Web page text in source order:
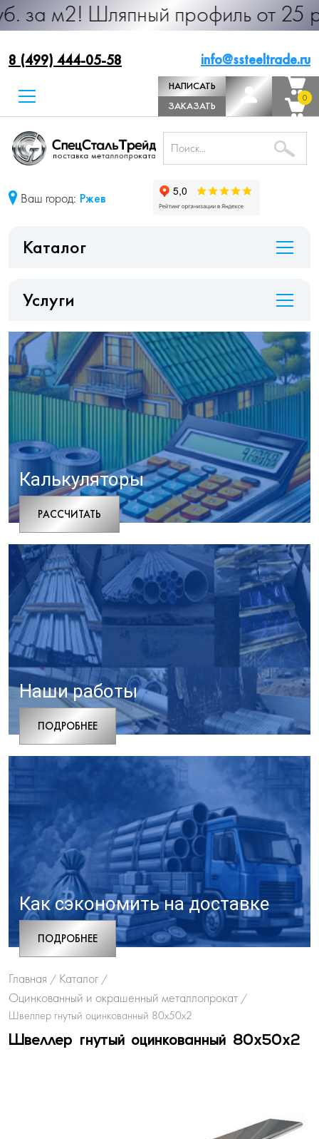
профиль от 25 руб. за
8 (499) 444-05-58 info@ssteeltrade.ru
НАПИСАТЬ
ДИРЕКТОРУ
ЗАКАЗАТЬ
ЗВОНОК
0
0
Ваш город: Ржев
Каталог
Услуги
Калькуляторы
РАCСЧИТАТЬ
Наши работы
ПОДРОБНЕЕ
Как сэкономить на доставке
ПОДРОБНЕЕ
Главная / Каталог /
Оцинкованный и окрашенный металлопрокат /
Швеллер гнутый оцинкованный 80х50х2
Швеллер гнутый оцинкованный 80х50х2